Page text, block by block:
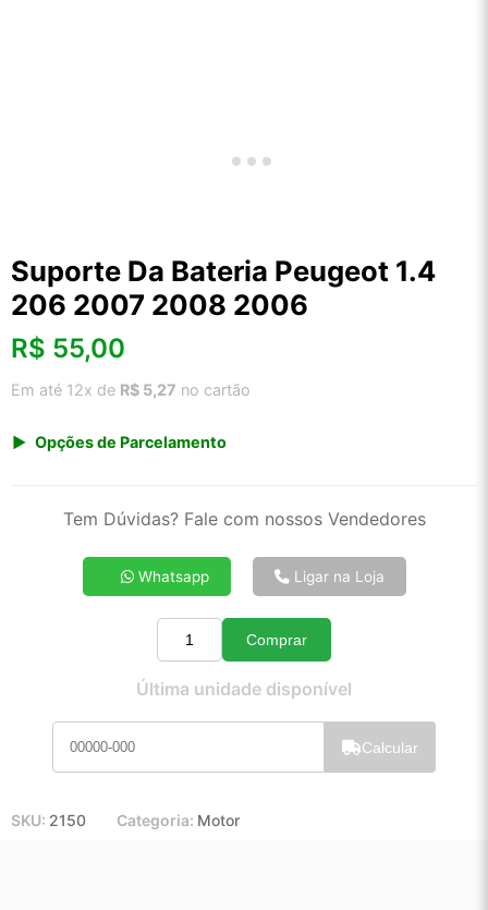
Suporte Da Bateria Peugeot 1.4
206 2007 2008 2006
R$ 55,00
Em até 12x de R$ 5,27 no cartão
Opções de Parcelamento
2x de R$ 29,48
4x de R$ 14,95
5x de R$ 12,05
10x de R$ 6,23
11x de R$ 5,73
Tem Dúvidas? Fale com nossos Vendedores
Whatsapp Ligar na Loja
Quantidade
Comprar
Última unidade disponível
Calcular
SKU: 2150 Categoria: Motor